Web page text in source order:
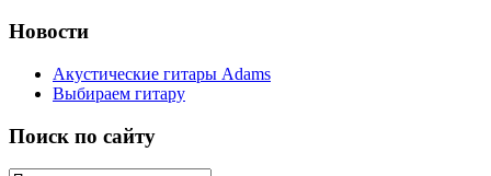
Новости
Акустические гитары Adams
Выбираем гитару
Поиск по сайту